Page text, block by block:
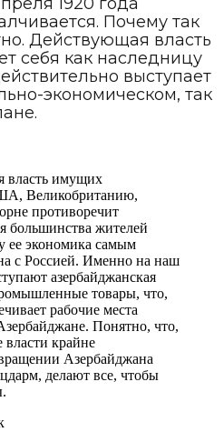
Почему так
Действующая власть
себя как наследницу
выступает
экономическом, так
власть имущих
Великобританию,
противоречит
большинства жителей
ее экономика самым
с Россией. Именно на наш
азербайджанская
товары, что,
рабочие места
Понятно, что,
власти крайне
Азербайджана
делают все, чтобы